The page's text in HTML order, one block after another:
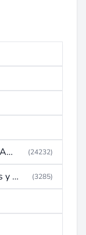
AUDIO (Equipos de Musica, Amplificadores, Reproductores, Etc) (24232)
Autoradio (Potencias, Radios y DVD) (3285)